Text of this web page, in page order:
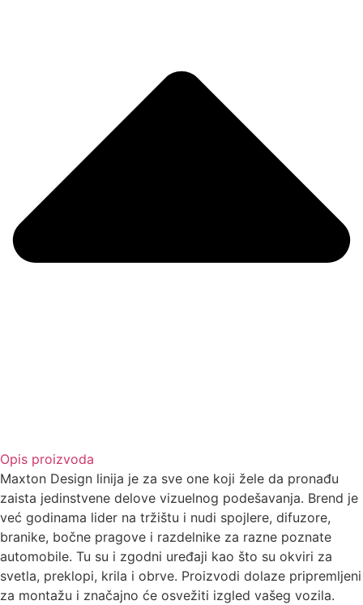
Opis proizvoda
Maxton Design linija je za sve one koji žele da pronađu
zaista jedinstvene delove vizuelnog podešavanja. Brend je
već godinama lider na tržištu i nudi spojlere, difuzore,
branike, bočne pragove i razdelnike za razne poznate
automobile. Tu su i zgodni uređaji kao što su okviri za
svetla, preklopi, krila i obrve. Proizvodi dolaze pripremljeni
za montažu i značajno će osvežiti izgled vašeg vozila.